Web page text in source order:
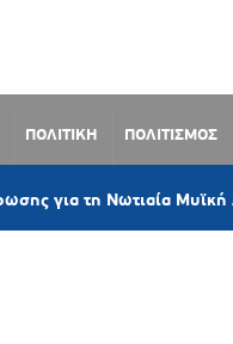
ΠΟΛΙΤΙΚΗ ΠΟΛΙΤΙΣΜΟΣ
Νωτιαία Μυϊκή Ατροφία